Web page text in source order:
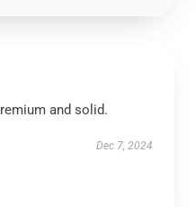
and solid.
Dec 7, 2024